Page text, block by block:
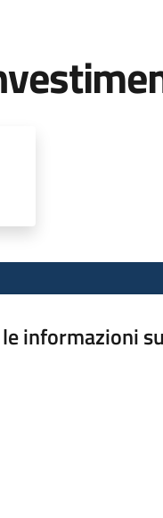
informazioni